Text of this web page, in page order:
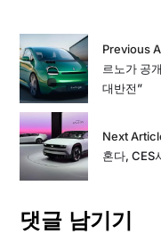
Previous
르노가 공
대반전”
Next
혼다, CES
댓글 남기기